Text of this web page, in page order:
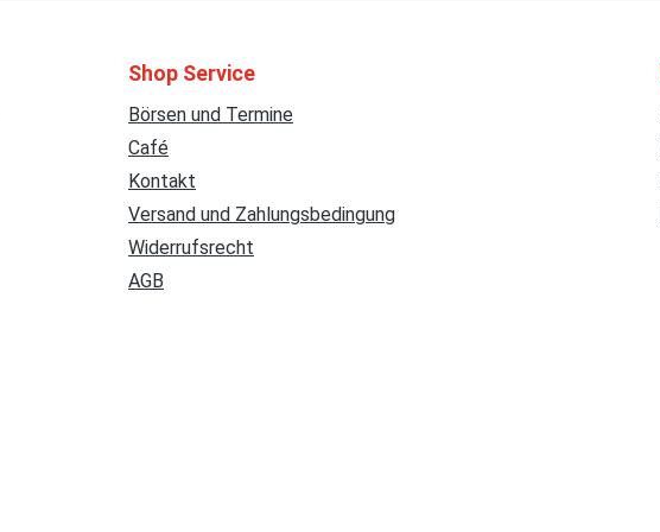
Shop Service
Börsen und Termine
Café
Kontakt
Versand und Zahlungsbedingung
Widerrufsrecht
AGB